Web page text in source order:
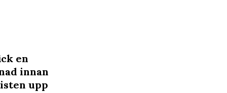
en
innan
upp